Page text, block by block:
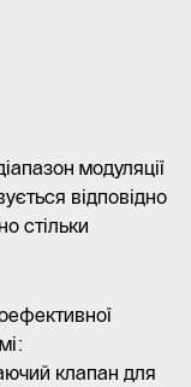
модуляції
відповідно
стільки
клапан для